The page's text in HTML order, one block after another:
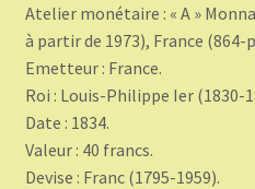
Atelier monétaire : « A »
à partir de 1973), France (864-
Emetteur : France.
Roi : Louis-Philippe Ier (1830-
Date : 1834.
Valeur : 40 francs.
Devise : Franc (1795-1959).